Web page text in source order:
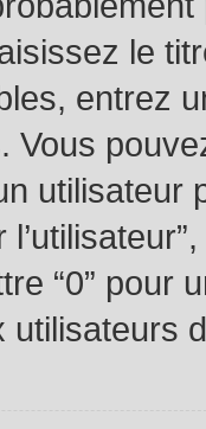
le
entrez
Vous
“0” pour
utilisateurs